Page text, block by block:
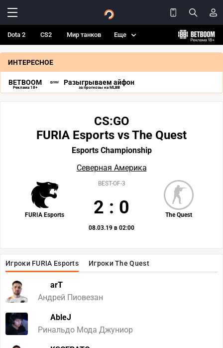
Dota 2 CS2 Мир танков Еще
ИНТЕРЕСНОЕ
BETBOOM
Реклама 18+
Разыгрываем айфон
за прогнозы на MLBB
Игроки FURIA Esports Игроки The Quest
arT
Андрей Пиовезан
AbleJ
Ринальдо Мода Джуниор
CS:GO
FURIA Esports vs The Quest
Esports Championship
Северная Америка
FURIA Esports The Quest
BEST-OF-3
2 : 0
08.03.19 в 02:00